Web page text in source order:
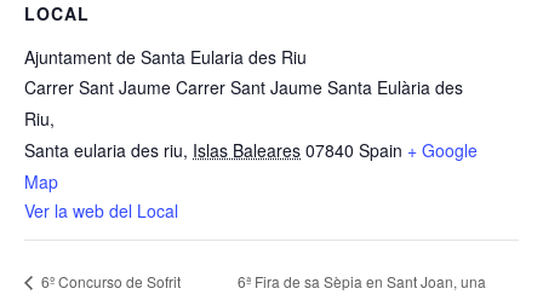
LOCAL
Ajuntament de Santa Eularia des Riu
Carrer Sant Jaume Carrer Sant Jaume Santa Eulària des
Riu,
Santa eularia des riu, Islas Baleares 07840 Spain + Google
Map
Ver la web del Local
6º Concurso de Sofrit
6ª Fira de sa Sèpia en Sant Joan, una